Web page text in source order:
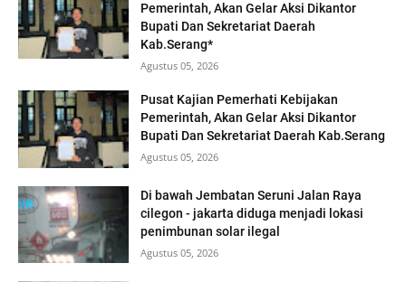
Pemerintah, Akan Gelar Aksi Dikantor
Bupati Dan Sekretariat Daerah
Kab.Serang*
Agustus 05, 2026
Pusat Kajian Pemerhati Kebijakan
Pemerintah, Akan Gelar Aksi Dikantor
Bupati Dan Sekretariat Daerah Kab.Serang
Agustus 05, 2026
Di bawah Jembatan Seruni Jalan Raya
cilegon - jakarta diduga menjadi lokasi
penimbunan solar ilegal
Agustus 05, 2026